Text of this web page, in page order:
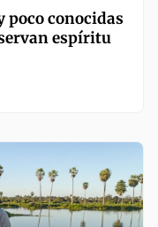
poco conocidas
espíritu